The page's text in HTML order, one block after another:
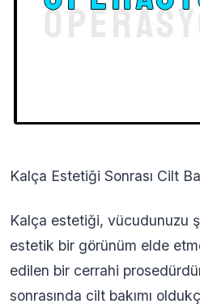
Kalça Estetiği Sonrası Cilt
Kalça estetiği, vücudunuzu
estetik bir görünüm elde
edilen bir cerrahi
sonrasında cilt bakımı